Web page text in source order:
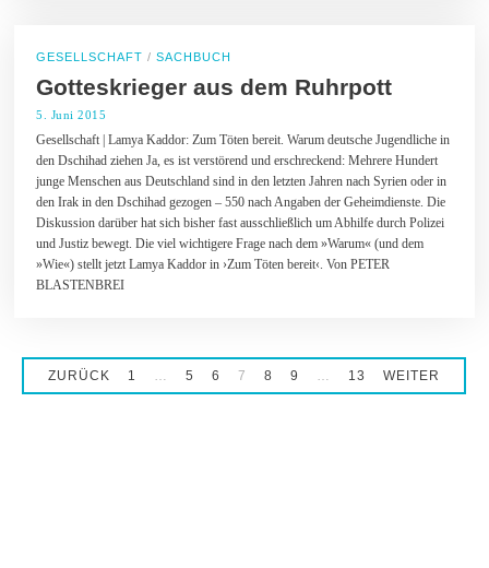
0
5
GESELLSCHAFT / SACHBUCH
Gotteskrieger aus dem Ruhrpott
5. Juni 2015
.
J
u
2
0
1
5
Gesellschaft | Lamya Kaddor: Zum Töten bereit. Warum deutsche Jugendliche in
den Dschihad ziehen Ja, es ist verstörend und erschreckend: Mehrere Hundert
junge Menschen aus Deutschland sind in den letzten Jahren nach Syrien oder in
den Irak in den Dschihad gezogen – 550 nach Angaben der Geheimdienste. Die
Diskussion darüber hat sich bisher fast ausschließlich um Abhilfe durch Polizei
und Justiz bewegt. Die viel wichtigere Frage nach dem »Warum« (und dem
»Wie«) stellt jetzt Lamya Kaddor in ›Zum Töten bereit‹. Von PETER
BLASTENBREI
ZURÜCK 1 5 6 7 8 9 13 WEITER